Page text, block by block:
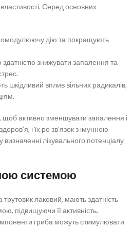
Серед основних
дію та покращують
знижувати запалення та
шкідливий вплив вільних радикалів,
щоб активно зменшувати запалення і
і їх ро зв’язок з імунною
лікувального потенціалу
системою
лаковий, мають здатність
підвищуючи її активність.
гриба можуть стимулювати